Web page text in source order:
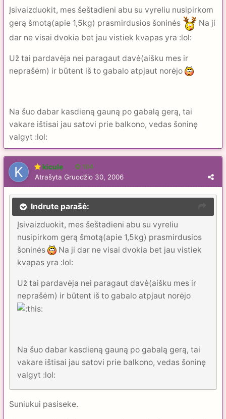
Įsivaizduokit, mes šeštadieni abu su vyreliu nusipirkom
gerą šmotą(apie 1,5kg) prasmirdusios šoninės
Na ji
dar ne visai dvokia bet jau vistiek kvapas yra :lol:
Už tai pardavėja nei paragaut davė(aišku mes ir
neprašėm) ir būtent iš to gabalo atpjaut norėjo
Na šuo dabar kasdieną gauną po gabalą gerą, tai
vakare ištisai jau satovi prie balkono, vedas šoninę
valgyt :lol:
kicule 104
Atrašyta Gruodžio 30, 2006
Indrute parašė:
Įsivaizduokit, mes šeštadieni abu su vyreliu
nusipirkom gerą šmotą(apie 1,5kg) prasmirdusios
šoninės
Na ji dar ne visai dvokia bet jau vistiek
kvapas yra :lol:
Už tai pardavėja nei paragaut davė(aišku mes ir
neprašėm) ir būtent iš to gabalo atpjaut norėjo
Na šuo dabar kasdieną gauną po gabalą gerą, tai
vakare ištisai jau satovi prie balkono, vedas šoninę
valgyt :lol:
Suniukui pasiseke.